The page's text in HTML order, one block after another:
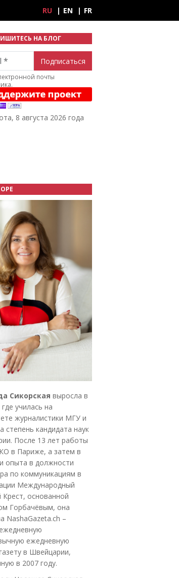
RU EN FR
НА БЛОГ
почты
8 августа 2026 года
Сикорская выросла в
училась на
журналистики МГУ и
степень кандидата наук
После 13 лет работы
в Париже, а затем в
опыта в должности
по коммуникациям в
Международный
Крест, основанной
Горбачёвым, она
NashaGazeta.ch –
ежедневную
в Швейцарии,
в 2007 году.